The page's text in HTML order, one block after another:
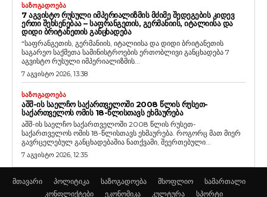
ᲡᲐᲖᲝᲒᲐᲓᲝᲔᲑᲐ
7 ᲐᲒᲕᲘᲡᲢᲝ ᲠᲣᲡᲣᲚᲘ ᲘᲛᲞᲔᲠᲘᲐᲚᲘᲖᲛᲘᲡ ᲛᲫᲘᲛᲔ ᲨᲔᲓᲔᲒᲔᲑᲘᲡ ᲙᲘᲓᲔᲕ
ᲔᲠᲗᲘ ᲨᲔᲮᲡᲔᲜᲔᲑᲐᲐ – ᲡᲐᲤᲠᲐᲜᲒᲔᲗᲘᲡ, ᲒᲔᲠᲛᲐᲜᲘᲘᲡ, ᲘᲢᲐᲚᲘᲘᲡᲐ ᲓᲐ
ᲓᲘᲓᲘ ᲑᲠᲘᲢᲐᲜᲔᲗᲘᲡ ᲒᲐᲜᲪᲮᲐᲓᲔᲑᲐ
“საფრანგეთის, გერმანიის, იტალიისა და დიდი ბრიტანეთის
საგარეო საქმეთა სამინისტროების ერთობლივი განცხადება 7
აგვისტო რუსული იმპერიალიზმის...
7 აგვისტო 2026, 13:38
ᲡᲐᲖᲝᲒᲐᲓᲝᲔᲑᲐ
ᲐᲨᲨ-ᲘᲡ ᲡᲐᲔᲚᲩᲝ ᲡᲐᲥᲐᲠᲗᲕᲔᲚᲝᲨᲘ 2008 ᲬᲚᲘᲡ ᲠᲣᲡᲔᲗ-
ᲡᲐᲥᲐᲠᲗᲕᲔᲚᲝᲡ ᲝᲛᲘᲡ 18-ᲬᲚᲘᲡᲗᲐᲕᲡ ᲔᲮᲛᲐᲣᲠᲔᲑᲐ
აშშ-ის საელჩო საქართველოში 2008 წლის რუსეთ-
საქართველოს ომის 18-წლისთავს ეხმაურება. როგორც მათ მიერ
გავრცელებულ განცხადებაშია ნათქვამი, შეერთებული...
7 აგვისტო 2026, 12:35
მთავარი პოლიტიკა საზოგადოება მსოფლიო
სამართალი
კონფლიქტები
ეკონომიკა კულტურა სპორტი